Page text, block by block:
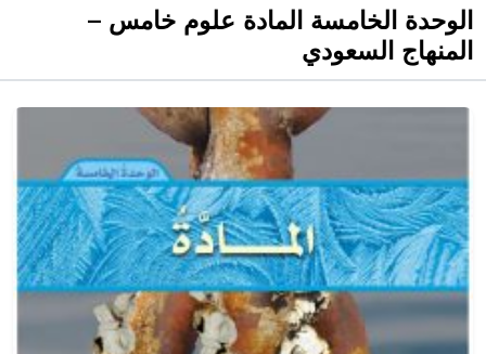
الوحدة الخامسة المادة علوم خامس –
المنهاج السعودي